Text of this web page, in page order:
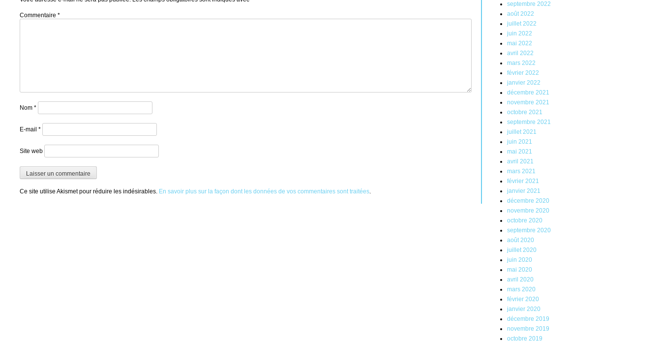
Commentaire *
Nom *
E-mail *
Site web
Ce site utilise Akismet pour réduire les indésirables. En savoir plus sur la façon dont les données de vos commentaires sont traitées.
septembre 2022
août 2022
juillet 2022
juin 2022
mai 2022
avril 2022
mars 2022
février 2022
janvier 2022
décembre 2021
novembre 2021
octobre 2021
septembre 2021
juillet 2021
juin 2021
mai 2021
avril 2021
mars 2021
février 2021
janvier 2021
décembre 2020
novembre 2020
octobre 2020
septembre 2020
août 2020
juillet 2020
juin 2020
mai 2020
avril 2020
mars 2020
février 2020
janvier 2020
décembre 2019
novembre 2019
octobre 2019